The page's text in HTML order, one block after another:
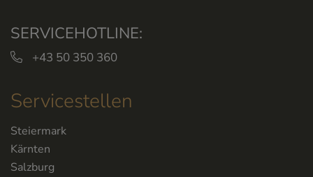
SERVICEHOTLINE:
+43 50 350 360
Servicestellen
Steiermark
Kärnten
Salzburg